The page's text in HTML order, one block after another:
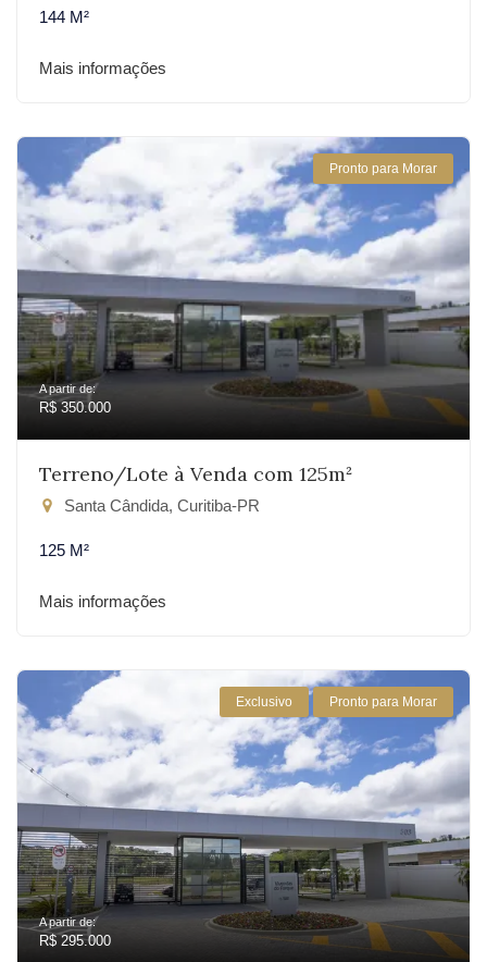
144 M²
Mais informações
Pronto para Morar
A partir de:
R$ 350.000
Terreno/Lote à Venda com 125m²
Santa Cândida, Curitiba-PR
125 M²
Mais informações
Exclusivo Pronto para Morar
A partir de:
R$ 295.000